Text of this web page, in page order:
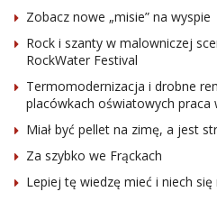
Zobacz nowe „misie” na wyspie
Rock i szanty w malowniczej
RockWater Festival
Termomodernizacja i drobne
placówkach oświatowych praca
Miał być pellet na zimę, a jest
Za szybko we Frąckach
Lepiej tę wiedzę mieć i niech